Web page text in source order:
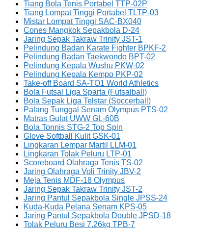
Tiang Bola Tenis Portabel TTP-02P
Tiang Lompat Tinggi Portabel TLTP-03
Mistar Lompat Tinggi SAC-BX040
Cones Mangkok Sepakbola D-24
Jaring Sepak Takraw Trinity JST-1
Pelindung Badan Karate Fighter BPKF-2
Pelindung Badan Taekwondo BPT-02
Pelindung Kepala Wushu PKW-02
Pelindung Kepala Kempo PKP-02
Take-off Board SA-TO1 World Athletics
Bola Futsal Liga Sparta (Futsalball)
Bola Sepak Liga Telstar (Soccerball)
Palang Tunggal Senam Olympus PTS-02
Matras Gulat UWW GL-60B
Bola Tonnis STG-2 Top Spin
Glove Softball Kulit GSK-01
Lingkaran Lempar Martil LLM-01
Lingkaran Tolak Peluru LTP-01
Scoreboard Olahraga Tenis TS-02
Jaring Olahraga Voli Trinity JBV-2
Meja Tenis MDF-18 Olympus
Jaring Sepak Takraw Trinity JST-2
Jaring Pantul Sepakbola Single JPSS-24
Kuda-Kuda Pelana Senam KPS-05
Jaring Pantul Sepakbola Double JPSD-18
Tolak Peluru Besi 7.26kg TPB-7